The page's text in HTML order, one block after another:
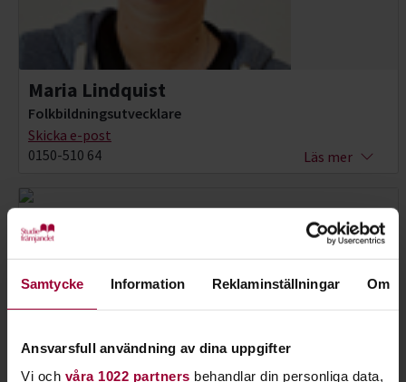
Samtycke Information Reklaminställningar Om
Ansvarsfull användning av dina uppgifter
Vi och våra 1022 partners behandlar din personliga data,
Maria Lindquist
Folkbildningsutvecklare
Skicka e-post
0150-510 64
Läs mer